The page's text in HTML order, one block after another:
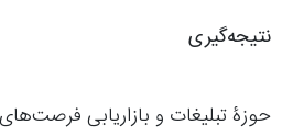
نتیجه‌گیری
حوزۀ تبلیغات و بازاریابی